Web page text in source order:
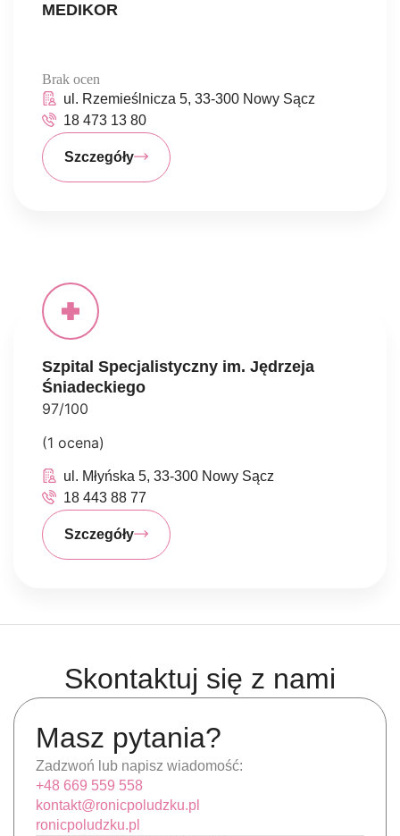
MEDIKOR
Brak ocen
ul. Rzemieślnicza 5, 33-300 Nowy Sącz
18 473 13 80
Szczegóły
Szpital Specjalistyczny im. Jędrzeja
Śniadeckiego
97/100
(1 ocena)
ul. Młyńska 5, 33-300 Nowy Sącz
18 443 88 77
Szczegóły
Skontaktuj się z nami
Masz pytania?
Zadzwoń lub napisz wiadomość:
+48 669 559 558
kontakt@ronicpoludzku.pl
ronicpoludzku.pl